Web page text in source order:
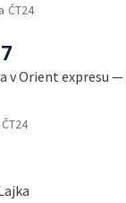
ČT24
v Orient expresu